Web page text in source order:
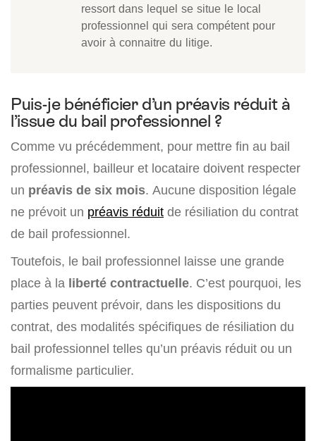
ressort dans lequel se situe le local
professionnel qui sera compétent pour
avoir à connaitre du litige.
Puis-je bénéficier d’un préavis réduit à
l’issue du bail professionnel ?
Comme vu précédemment, pour mettre fin au bail
professionnel, bailleur et locataire doivent respecter
un préavis de six mois. Aucune disposition légale
ne prévoit un préavis réduit de résiliation du contrat
de bail professionnel.
Toutefois, le bail professionnel laisse une grande
place à la liberté contractuelle. C’est pourquoi, les
parties peuvent prévoir, dans les dispositions du
contrat, des modalités spécifiques de résiliation du
bail professionnel telles qu’un préavis réduit ou un
formalisme particulier.